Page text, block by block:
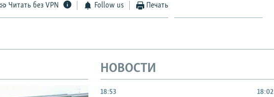
Читать без VPN Follow us Печать
НОВОСТИ
18:53 18:02